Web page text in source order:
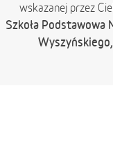
wskazanej przez
Szkoła Podstawowa